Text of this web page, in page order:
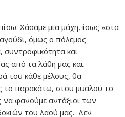
Χάσαμε μια μάχη, ίσως «στα
όμως ο πόλεμος
συντροφικότητα και
από τα λάθη μας και
του κάθε μέλους, θα
το παρακάτω, στου μυαλού το
φανούμε αντάξιοι των
του λαού μας. Δεν